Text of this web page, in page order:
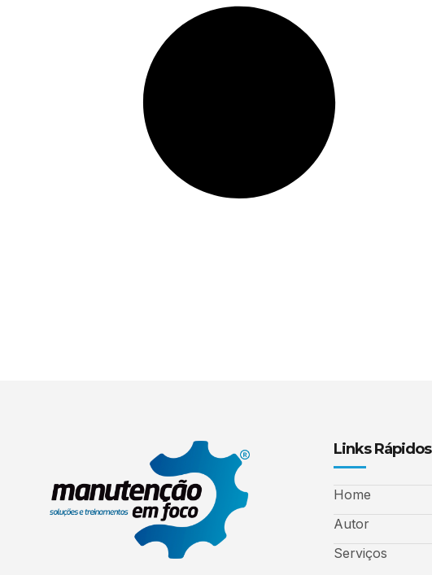
Links Rápidos
Home
Autor
Serviços